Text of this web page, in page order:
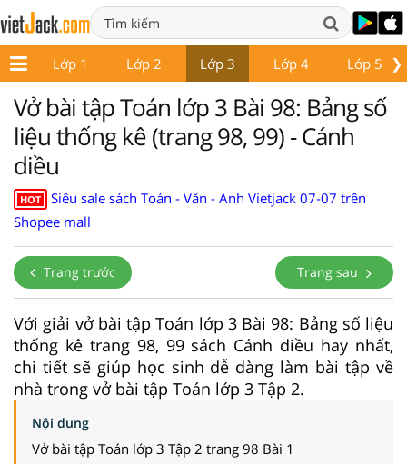
❯
Lớp 1 Lớp 2 Lớp 3 Lớp 4 Lớp 5
Vở bài tập Toán lớp 3 Bài 98: Bảng số
liệu thống kê (trang 98, 99) - Cánh
diều
HOT
Siêu sale sách Toán - Văn - Anh Vietjack 07-07 trên
Shopee mall
Trang trước Trang sau
Với giải vở bài tập Toán lớp 3 Bài 98: Bảng số liệu
thống kê trang 98, 99 sách Cánh diều hay nhất,
chi tiết sẽ giúp học sinh dễ dàng làm bài tập về
nhà trong vở bài tập Toán lớp 3 Tập 2.
Nội dung
Vở bài tập Toán lớp 3 Tập 2 trang 98 Bài 1